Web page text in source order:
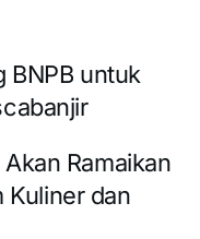
BNPB untuk
Ramaikan
Kuliner dan